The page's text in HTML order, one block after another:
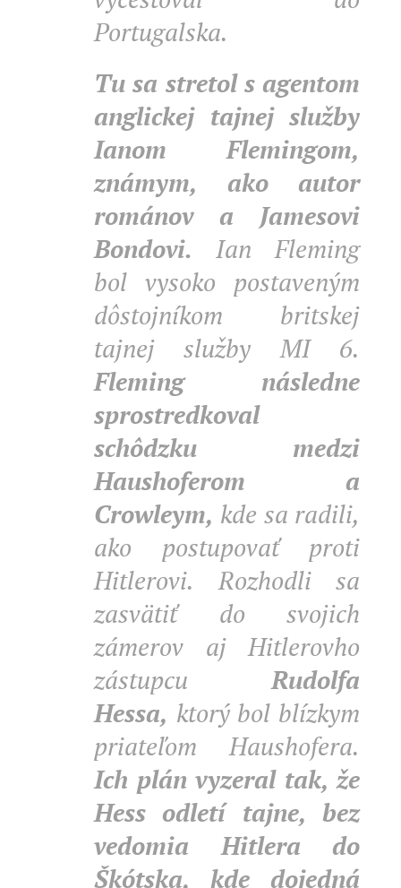
Portugalska.
Tu sa stretol s agentom
anglickej tajnej služby
Ianom Flemingom,
známym, ako autor
románov a Jamesovi
Bondovi. Ian Fleming
bol vysoko postaveným
dôstojníkom britskej
tajnej služby MI 6.
Fleming následne
sprostredkoval
schôdzku medzi
Haushoferom a
Crowleym, kde sa radili,
ako postupovať proti
Hitlerovi. Rozhodli sa
zasvätiť do svojich
zámerov aj Hitlerovho
zástupcuRudolfa
Hessa, ktorý bol blízkym
priateľom Haushofera.
Ich plán vyzeral tak, že
Hess odletí tajne, bez
vedomia Hitlera do
Škótska, kde dojedná